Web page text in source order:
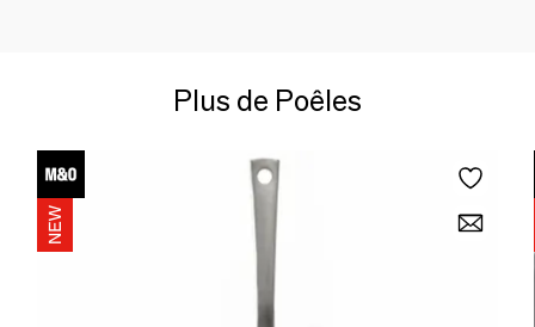
Plus de Poêles